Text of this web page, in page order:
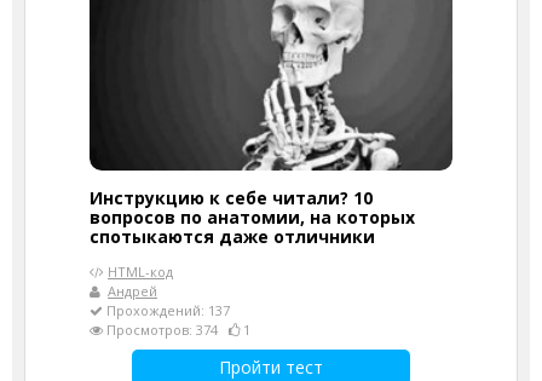
Инструкцию к себе читали? 10
вопросов по анатомии, на которых
спотыкаются даже отличники
HTML-код
Андрей
Прохождений: 137
Просмотров: 374
1
Пройти тест